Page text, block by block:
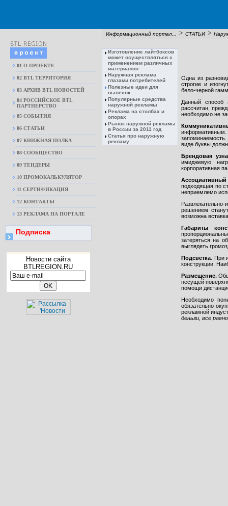
Информационный портал... > СТАТЬИ >
01 О ПРОЕКТЕ
02 BTL ТЕРРИТОРИЯ
03 АРХИВ BTL НОВОСТЕЙ
04 РОССИЙСКОЕ BTL
ПАРТНЕРСТВО
05 СОБЫТИЯ
06 СТАТЬИ
07 КНИЖНАЯ ПОЛКА
08 CООБЩЕСТВО
09 ТЕНДЕРЫ
10 ПРОМОКАЛЬКУЛЯТОР
11 СЕРТИФИКАЦИЯ
12 КОНТАКТЫ
13 РЕКЛАМА НА ПОРТАЛЕ
Подписка
Новости сайта
BTLREGION.RU
Изготовление лайтбоксов
может осуществляться с
применением различных
материалов
Наружная реклама
глазами потребителей
Полезные идеи для
вывесок
Популярные средства
наружной рекламы
Реклама на столбах и
опорах
Рынок наружной рекламы
в России за 2011 год
Статья про наружную
рекламу
Одна из
строгие и
бело-черной
Данный способ
рассчитан,
необходимо не
информативным.
запоминаемость.
виде буквы
Брендовая
имиджевую
корпоративная
подходящая по
неприемлемо
решением
возможна
Габариты
затеряться на
выглядеть
Подсветка . При
конструкции.
Размещение.
несущей
помощи
Необходимо
обязательно
рекламной
деньги, все